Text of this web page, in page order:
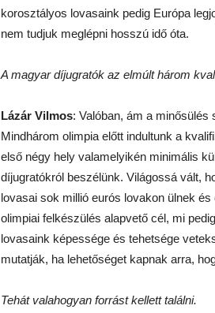
korosztályos lovasaink pedig Európa
nem tudjuk meglépni hosszú idő óta.
A magyar díjugratók az elmúlt három
Lázár Vilmos: Valóban, ám a minősülés
Mindhárom olimpia előtt indultunk a
első négy hely valamelyikén minimális
díjugratókról beszélünk. Világossá vált,
lovasai sok millió eurós lovakon ülnek
olimpiai felkészülés alapvető cél, mi
lovasaink képessége és tehetsége
mutatják, ha lehetőséget kapnak arra,
Tehát valahogyan forrást kellett találni.